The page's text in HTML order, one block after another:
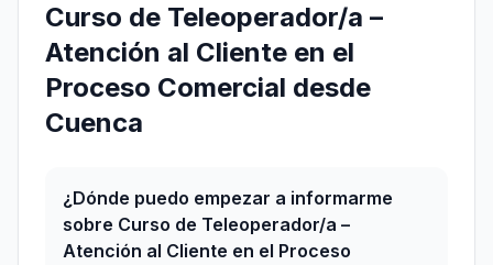
Curso de Teleoperador/a –
Atención al Cliente en el
Proceso Comercial desde
Cuenca
¿Dónde puedo empezar a informarme
sobre Curso de Teleoperador/a –
Atención al Cliente en el Proceso